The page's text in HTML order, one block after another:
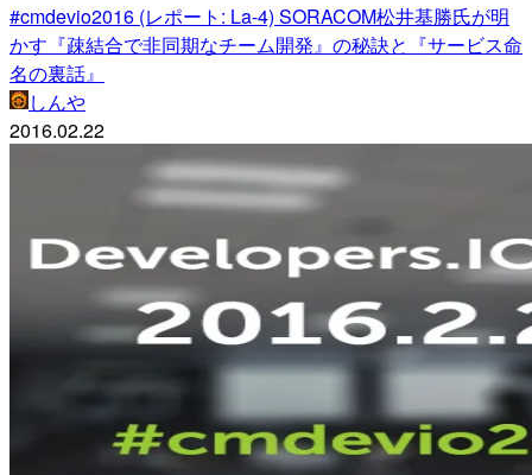
#cmdevio2016 (レポート: La-4) SORACOM松井基勝氏が明
かす『疎結合で非同期なチーム開発』の秘訣と『サービス命
名の裏話』
しんや
2016.02.22